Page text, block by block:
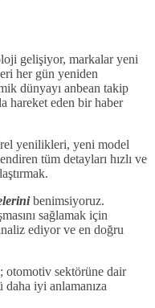
gelişiyor, markalar yeni
her gün yeniden
dünyayı anbean takip
hareket eden bir haber
yenilikleri, yeni model
tüm detayları hızlı ve
benimsiyoruz.
sağlamak için
ediyor ve en doğru
otomotiv sektörüne dair
iyi anlamanıza